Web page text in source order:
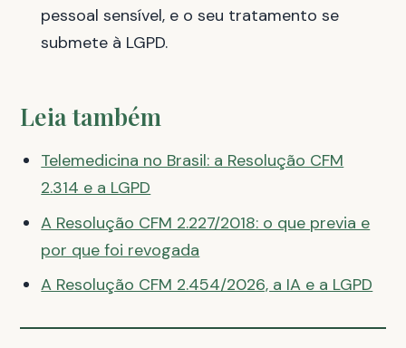
pessoal sensível, e o seu tratamento se
submete à LGPD.
Leia também
Telemedicina no Brasil: a Resolução CFM
2.314 e a LGPD
A Resolução CFM 2.227/2018: o que previa e
por que foi revogada
A Resolução CFM 2.454/2026, a IA e a LGPD